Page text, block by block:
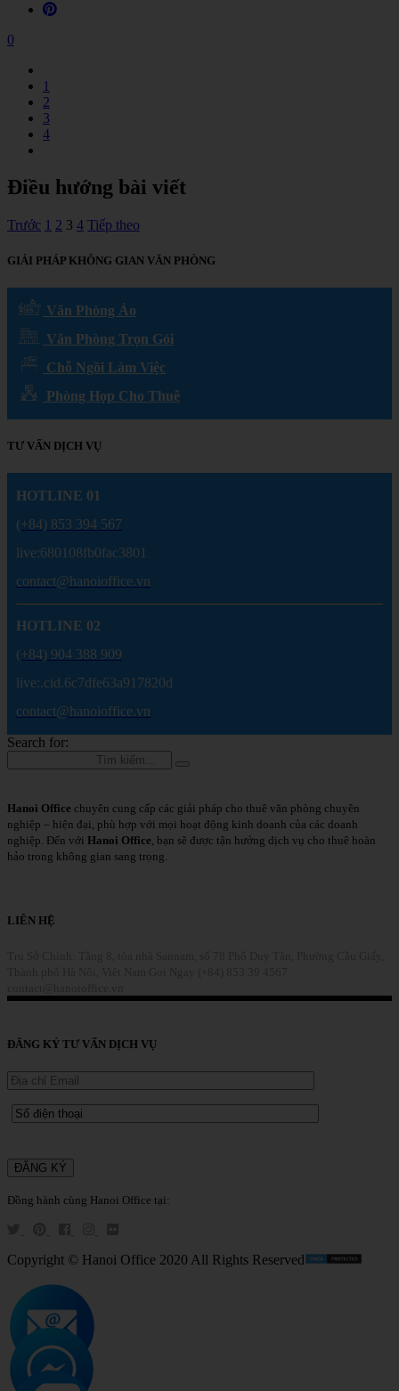
0
1
2
3
4
Điều hướng bài viết
Trước 1 2 3 4 Tiếp theo
GIẢI PHÁP KHÔNG GIAN VĂN PHÒNG
Văn Phòng Ảo
Văn Phòng Trọn Gói
Chỗ Ngồi Làm Việc
Phòng Họp Cho Thuê
TƯ VẤN DỊCH VỤ
HOTLINE 01
(+84) 853 394 567
live:680108fb0fac3801
contact@hanoioffice.vn
HOTLINE 02
(+84) 904 388 909
live:.cid.6c7dfe63a917820d
contact@hanoioffice.vn
Search for:
Hanoi Office chuyên cung cấp các giải pháp cho thuê văn phòng chuyên
nghiệp – hiện đại, phù hợp với mọi hoạt động kinh doanh của các doanh
nghiệp. Đến với Hanoi Office, bạn sẽ được tận hưởng dịch vụ cho thuê hoàn
hảo trong không gian sang trọng.
LIÊN HỆ
ĐĂNG KÝ TƯ VẤN DỊCH VỤ
Đồng hành cùng Hanoi Office tại:
Copyright © Hanoi Office 2020 All Rights Reserved